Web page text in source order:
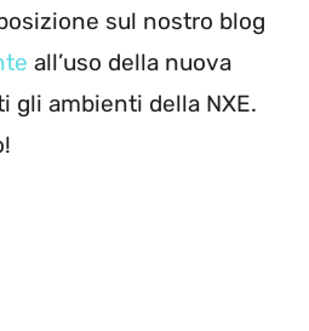
sul nostro blog
all’uso della nuova
gli ambienti della NXE.